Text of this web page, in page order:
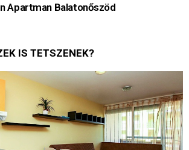
Apartman Balatonőszöd
IS TETSZENEK?